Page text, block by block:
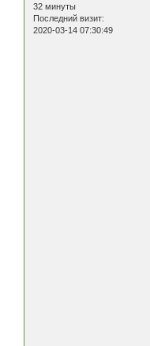
32 минуты
Последний визит:
2020-03-14 07:30:49